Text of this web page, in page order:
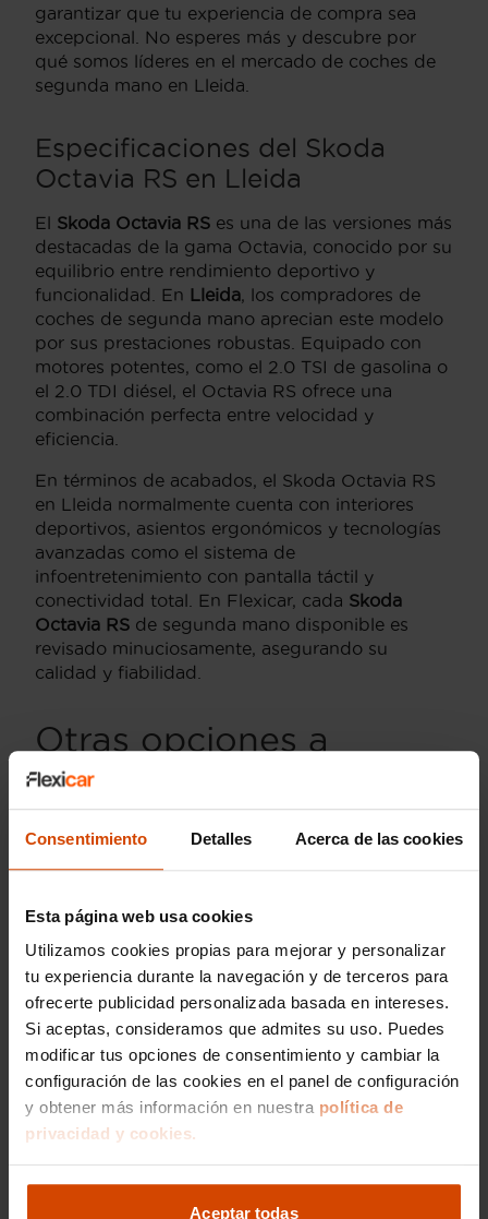
Consentimiento Detalles Acerca de las cookies
Esta página web usa cookies
Utilizamos cookies propias para mejorar y personalizar
tu experiencia durante la navegación y de terceros para
ofrecerte publicidad personalizada basada en intereses.
Si aceptas, consideramos que admites su uso. Puedes
modificar tus opciones de consentimiento y cambiar la
configuración de las cookies en el panel de configuración
y obtener más información en nuestra política de
privacidad y cookies.
Aceptar todas
garantizar que tu experiencia de compra sea
excepcional. No esperes más y descubre por
qué somos líderes en el mercado de coches de
segunda mano en Lleida.
Especificaciones del Skoda
Octavia RS en Lleida
El Skoda Octavia RS es una de las versiones más
destacadas de la gama Octavia, conocido por su
equilibrio entre rendimiento deportivo y
funcionalidad. En Lleida, los compradores de
coches de segunda mano aprecian este modelo
por sus prestaciones robustas. Equipado con
motores potentes, como el 2.0 TSI de gasolina o
el 2.0 TDI diésel, el Octavia RS ofrece una
combinación perfecta entre velocidad y
eficiencia.
En términos de acabados, el Skoda Octavia RS
en Lleida normalmente cuenta con interiores
deportivos, asientos ergonómicos y tecnologías
avanzadas como el sistema de
infoentretenimiento con pantalla táctil y
conectividad total. En Flexicar, cada Skoda
Octavia RS de segunda mano disponible es
revisado minuciosamente, asegurando su
calidad y fiabilidad.
Otras opciones a
comprar Skoda Octavia
RS en Lleida
Si estás buscando un
que se adapta a tus preferencias. Además del
clásico hatchback, es posible encontrar
versiones familiares, ideal para quienes necesitan
espacio adicional sin renunciar a la deportividad.
Los compradores pueden elegir entre diferentes
tipos de motorización, destacando los motores
híbridos enchufables que ofrecen un balance
óptimo de eficiencia y reducción de emisiones.
En Flexicar, cada vehículo se entrega con
coche de segunda mano en Lleida sin